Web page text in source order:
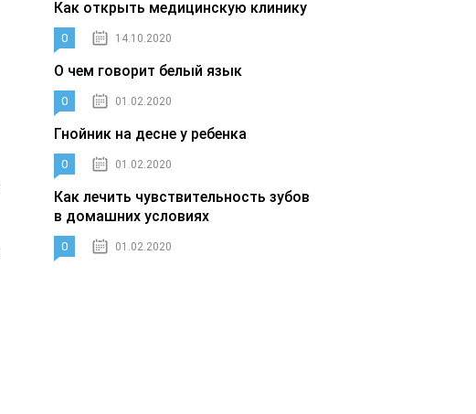
Как открыть медицинскую клинику
0 14.10.2020
О чем говорит белый язык
0 01.02.2020
Гнойник на десне у ребенка
0 01.02.2020
Как лечить чувствительность зубов
в домашних условиях
0 01.02.2020